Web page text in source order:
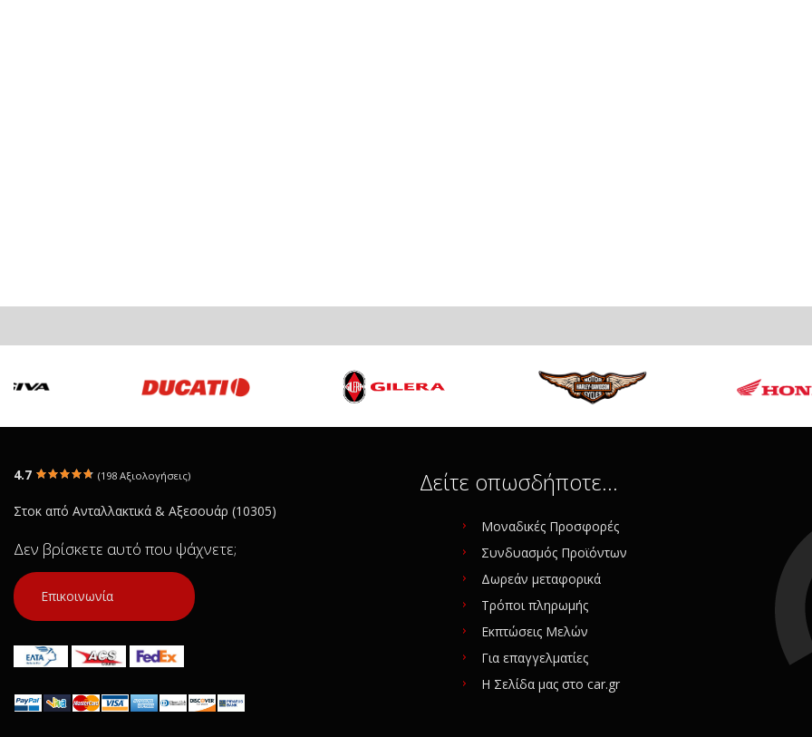
4.7 (198 Αξιολογήσεις)
Στοκ από Ανταλλακτικά & Αξεσουάρ (10305)
Δεν βρίσκετε αυτό που ψάχνετε;
Επικοινωνία
Δείτε οπωσδήποτε…
Μοναδικές Προσφορές
Συνδυασμός Προϊόντων
Δωρεάν μεταφορικά
Τρόποι πληρωμής
Εκπτώσεις Μελών
Για επαγγελματίες
Η Σελίδα μας στο car.gr